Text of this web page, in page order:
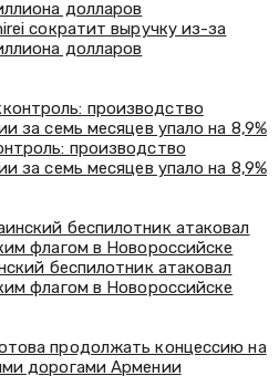
сократит выручку из-за
долларов
производство
за семь месяцев упало на 8,9%
беспилотник атаковал
флагом в Новороссийске